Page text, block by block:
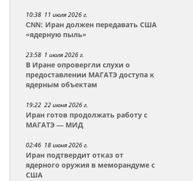
10:38 11 июля 2026 г.
CNN: Иран должен передавать США
«ядерную пыль»
23:58 1 июля 2026 г.
В Иране опровергли слухи о
предоставлении МАГАТЭ доступа к
ядерным объектам
19:22 22 июня 2026 г.
Иран готов продолжать работу с
МАГАТЭ — МИД
02:46 18 июня 2026 г.
Иран подтвердит отказ от
ядерного оружия в меморандуме с
США